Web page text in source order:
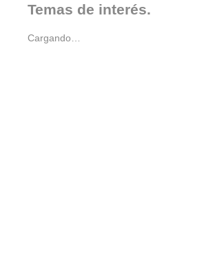
Temas de interés.
Cargando…